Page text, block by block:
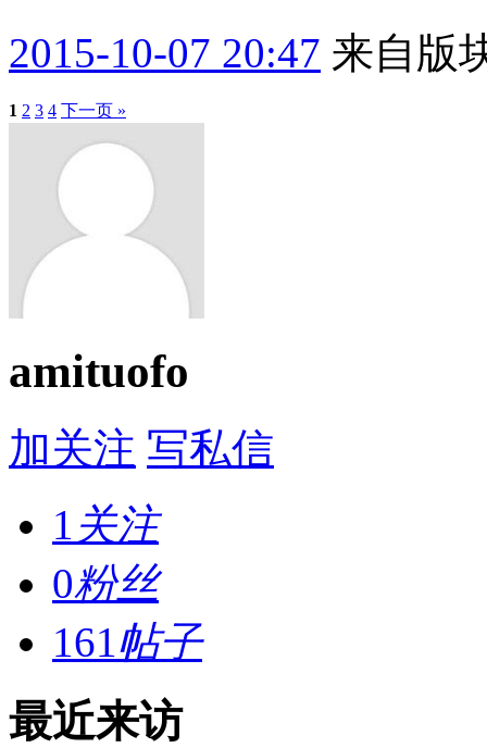
2015-10-07 20:47 来自版
1 2 3 4 下一页 »
amituofo
加关注 写私信
1 关注
0粉丝
161帖子
最近来访